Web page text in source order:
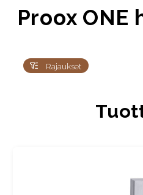
Proox
Rajaukset